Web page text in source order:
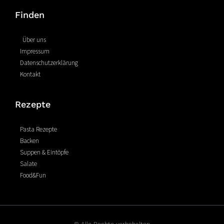
b
o
k
-
f
s
t
Finden
Über uns
Impressum
Datenschutzerklärung
Kontakt
Rezepte
Pasta Rezepte
Backen
Suppen & Eintöpfe
Salate
Food&Fun